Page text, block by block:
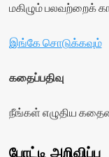
மகிழும் பலவற்றைக்
இங்கே சொடுக்கவும்
கதைப்பதிவு
நீங்கள் எழுதிய
போட்டி அறிவிப்பு